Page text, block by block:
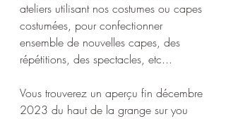
ateliers utilisant nos costumes ou capes
costumées, pour confectionner
ensemble de nouvelles capes, des
répétitions, des spectacles, etc...
Vous trouverez un aperçu fin décembre
2023 du haut de la grange sur you